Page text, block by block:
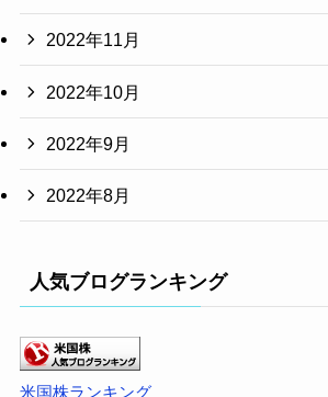
2022年11月
2022年10月
2022年9月
2022年8月
人気ブログランキング
米国株ランキング